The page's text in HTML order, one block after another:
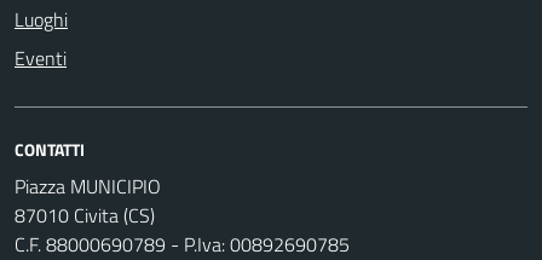
Luoghi
Eventi
CONTATTI
Piazza MUNICIPIO
87010 Civita (CS)
C.F. 88000690789 - P.Iva: 00892690785